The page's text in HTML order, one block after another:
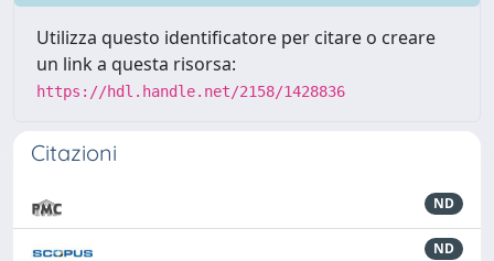
Utilizza questo identificatore per citare o creare
un link a questa risorsa:
https://hdl.handle.net/2158/1428836
Citazioni
ND
ND